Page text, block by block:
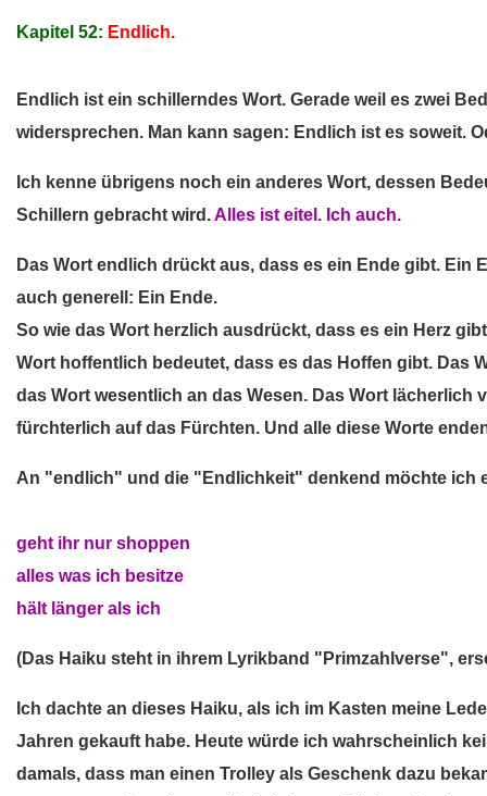
Kapitel 52: Endlich.
Endlich ist ein schillerndes Wort. Gerade weil es zwei
widersprechen. Man kann sagen: Endlich ist es soweit.
Ich kenne übrigens noch ein anderes Wort, dessen
Schillern gebracht wird.Alles ist eitel. Ich auch.
Das Wort endlich drückt aus, dass es ein Ende gibt. Ein
auch generell: Ein Ende.
So wie das Wort herzlich ausdrückt, dass es ein Herz
Wort hoffentlich bedeutet, dass es das Hoffen gibt. Das
das Wort wesentlich an das Wesen. Das Wort lächerlich
fürchterlich auf das Fürchten. Und alle diese Worte
An "endlich" und die "Endlichkeit" denkend möchte ich
geht ihr nur shoppen
alles was ich besitze
hält länger als ich
(Das Haiku steht in ihrem Lyrikband "Primzahlverse",
Ich dachte an dieses Haiku, als ich im Kasten meine
Jahren gekauft habe. Heute würde ich wahrscheinlich
damals, dass man einen Trolley als Geschenk dazu